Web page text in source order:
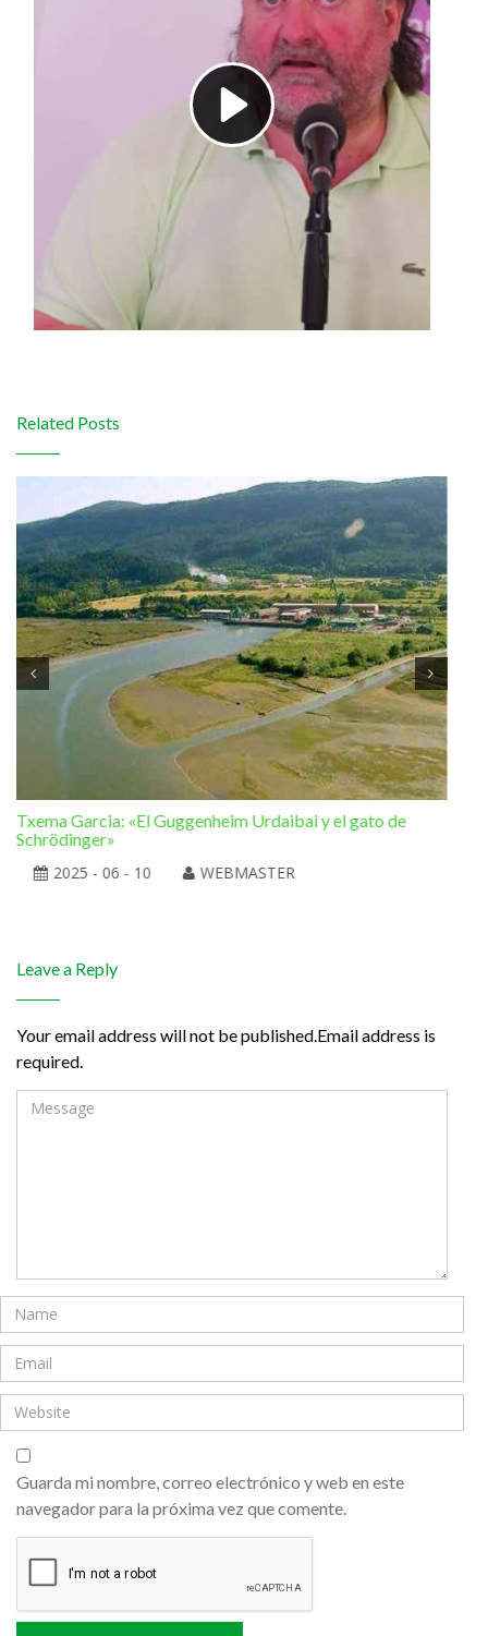
Related Posts
Txema Garcia: «El Guggenheim Urdaibai y el gato de
Schrödinger»
2025 - 06 - 10
WEBMASTER
Leave a Reply
Your email address will not be published.Email address is
required.
Guarda mi nombre, correo electrónico y web en este
navegador para la próxima vez que comente.